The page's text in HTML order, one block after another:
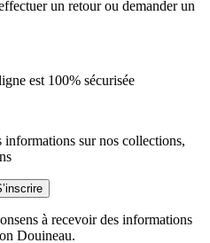
un retour ou demander un
est 100% sécurisée
sur nos collections,
à recevoir des informations
Douineau.